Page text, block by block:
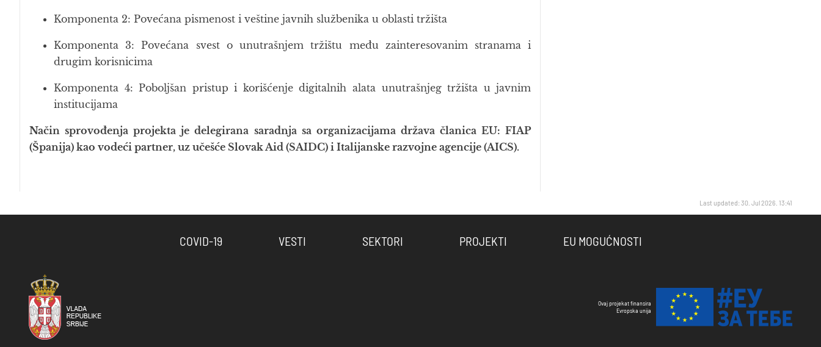
Komponenta 2: Povećana pismenost i veštine javnih službenika u oblasti tržišta
Komponenta 3: Povećana svest o unutrašnjem tržištu među zainteresovanim stranama i
drugim korisnicima
Komponenta 4: Poboljšan pristup i korišćenje digitalnih alata unutrašnjeg tržišta u javnim
institucijama
Način sprovođenja projekta je delegirana saradnja sa organizacijama država članica EU: FIAP
(Španija) kao vodeći partner, uz učešće Slovak Aid (SAIDC) i Italijanske razvojne agencije (AICS).
Last updated: 30. Jul 2026. 13:41
COVID-19 VESTI SEKTORI PROJEKTI EU MOGUĆNOSTI
Ovaj projekat finansira
Evropska unija